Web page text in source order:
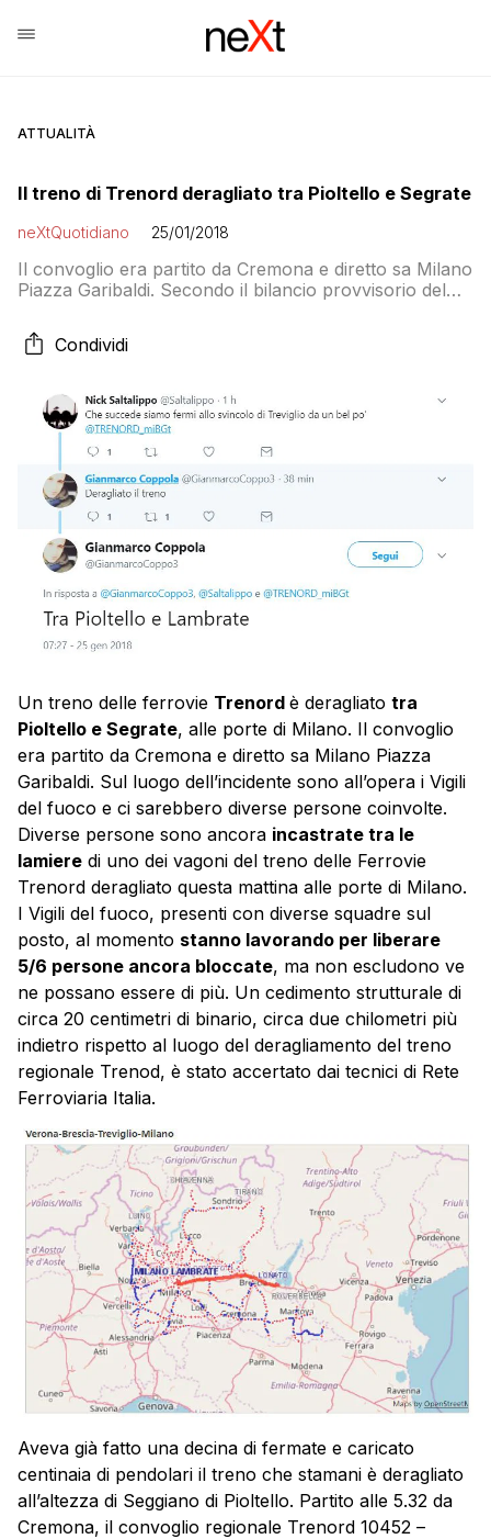
ATTUALITÀ
Il treno di Trenord deragliato tra Pioltello e Segrate
neXtQuotidiano 25/01/2018
Il convoglio era partito da Cremona e diretto sa Milano
Piazza Garibaldi. Secondo il bilancio provvisorio del
sono quattro morti e 100 feriti lievi circa
Condividi
Un treno delle ferrovie Trenord è deragliato tra
Pioltello e Segrate, alle porte di Milano. Il convoglio
era partito da Cremona e diretto sa Milano Piazza
Garibaldi. Sul luogo dell’incidente sono all’opera i Vigili
del fuoco e ci sarebbero diverse persone coinvolte.
Diverse persone sono ancora incastrate tra le
lamiere di uno dei vagoni del treno delle Ferrovie
Trenord deragliato questa mattina alle porte di Milano.
I Vigili del fuoco, presenti con diverse squadre sul
posto, al momento stanno lavorando per liberare
5/6 persone ancora bloccate, ma non escludono ve
ne possano essere di più. Un cedimento strutturale di
circa 20 centimetri di binario, circa due chilometri più
indietro rispetto al luogo del deragliamento del treno
regionale Trenod, è stato accertato dai tecnici di Rete
Ferroviaria Italia.
Aveva già fatto una decina di fermate e caricato
centinaia di pendolari il treno che stamani è deragliato
all’altezza di Seggiano di Pioltello. Partito alle 5.32 da
Cremona, il convoglio regionale Trenord 10452 –